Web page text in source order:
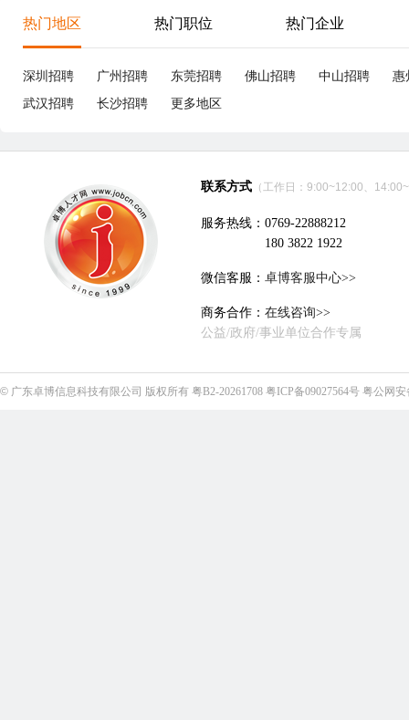
热门地区 热门职位 热门企业
深圳招聘 广州招聘 东莞招聘 佛山招聘 中山招聘
惠
武汉招聘
长沙招聘 更多地区
联系方式 （工作日：9:00~12:00、
服务热线：0769-22888212
180 3822 1922
微信客服： 卓博客服中心>>
商务合作： 在线咨询>>
公益/政府/事业单位合作专属
© 广东卓博信息科技有限公司 版权所有 粤B2-20261708 粤ICP备09027564号 粤公网安